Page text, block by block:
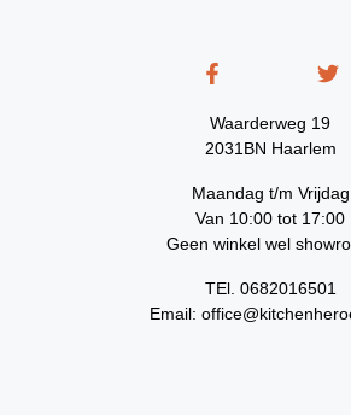
Waarderweg 19
2031BN Haarlem
Maandag t/m Vrijdag
Van 10:00 tot 17:00
Geen winkel wel
TEl. 0682016501
Email: